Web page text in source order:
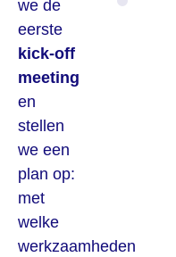
we de
eerste
kick-off
meeting
en
stellen
we een
plan op:
met
welke
werkzaamheden